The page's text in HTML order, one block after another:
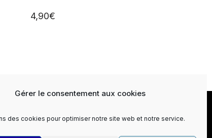
Gérer le consentement aux cookies
des cookies pour optimiser notre site web et notre service.
4,90€
générales de vente